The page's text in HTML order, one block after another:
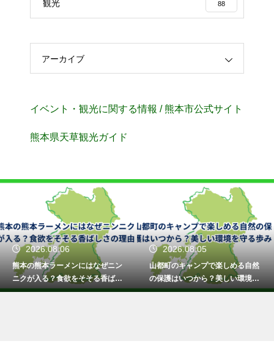
観光 88
アーカイブ
イベント・観光に関する情報 / 熊本市公式サイト
熊本県天草観光ガイド
2026.08.06
熊本の熊本ラーメンにはなぜニン
ニクが入る？食欲をそそる香ばし
さの理由
2026.08.05
山都町のキャンプで楽しめる自然
の保護はいつから？美しい環境を
守る歩み